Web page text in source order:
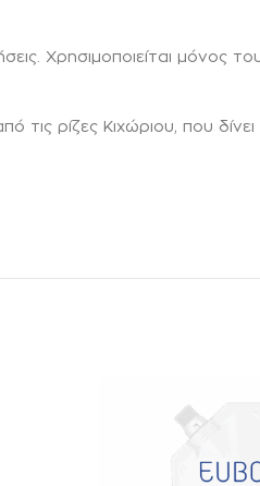
Χρησιμοποιείται μόνος
τις ρίζες Κιχώριου, που